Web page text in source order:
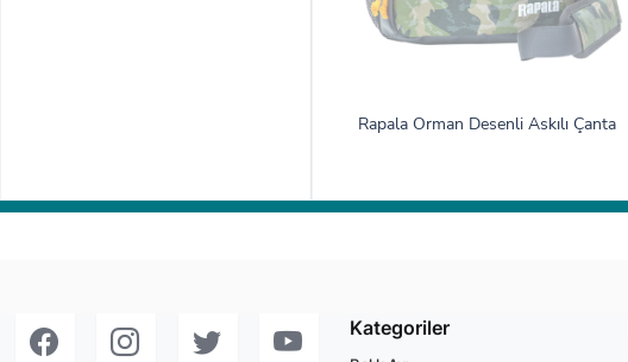
Rapala Orman Desenli Askılı Çanta
Kategoriler